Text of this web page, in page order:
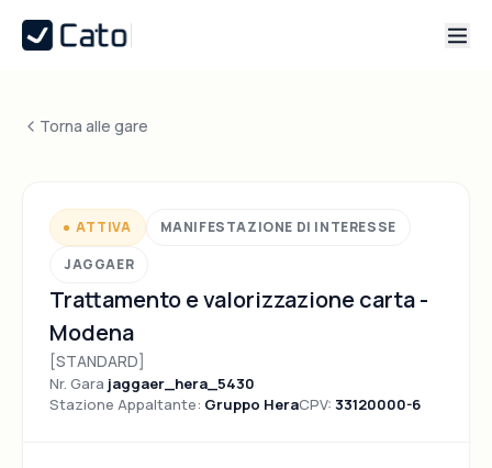
Torna alle gare
ATTIVA
MANIFESTAZIONE DI INTERESSE
JAGGAER
Trattamento e valorizzazione carta -
Modena
[STANDARD]
Nr. Gara jaggaer_hera_5430
Stazione Appaltante: Gruppo HeraCPV: 33120000-6